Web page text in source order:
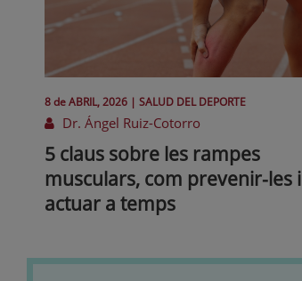
8 deABRIL, 2026 | SALUD DEL DEPORTE
Dr. Ángel Ruiz-Cotorro
5 claus sobre les rampes
musculars, com prevenir-les i
actuar a temps